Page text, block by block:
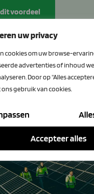
uw privacy
cookies om uw browse-
advertenties of inhoud
Door op "Alles
gebruik van cookies.
Accepteer alles
voordeel